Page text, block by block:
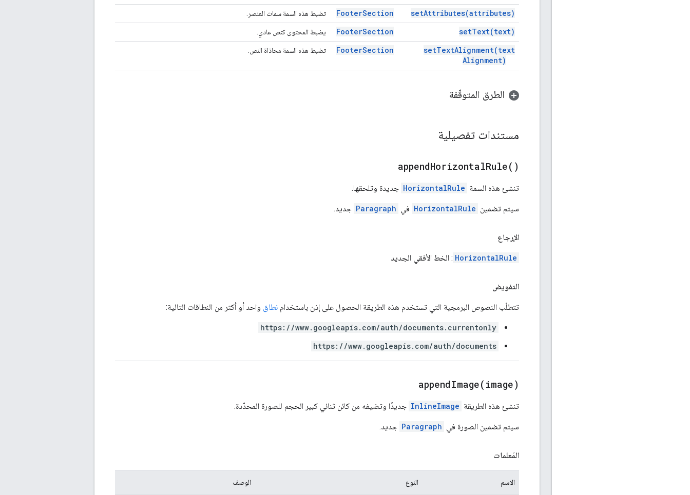
setAttributes(attributes)
FooterSection تضبط هذه السمة سمات العنصر.
setText(text)
FooterSection يضبط المحتوى كنص عادي.
setTextAlignment(text
Alignment)
FooterSection تضبط هذه السمة محاذاة النص.
الطرق المتوقّفة
مستندات تفصيلية
appendHorizontalRule( )
تنشئ هذه السمة HorizontalRule جديدة وتلحقها.
سيتم تضمين HorizontalRule في Paragraph جديد.
الإرجاع
HorizontalRule : الخط الأفقي الجديد
التفويض
تتطلّب النصوص البرمجية التي تستخدم هذه الطريقة الحصول على إذن باستخدام نطاق واحد أو أكثر من النطاقات التالية:
https://www.googleapis.com/auth/documents.currentonly
https://www.googleapis.com/auth/documents
appendImage( image)
تنشئ هذه الطريقة InlineImage جديدًا وتضيفه من كائن ثنائي كبير الحجم للصورة المحدّدة.
سيتم تضمين الصورة في Paragraph جديد.
المَعلمات
الاسم النوع الوصف